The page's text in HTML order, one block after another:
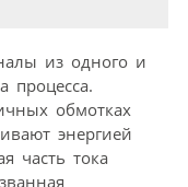
из одного и
процесса.
обмотках
энергией
часть тока